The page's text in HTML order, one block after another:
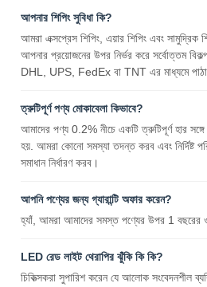
আপনার শিপিং সুবিধা কি?
আমরা এক্সপ্রেস শিপিং, এয়ার শিপিং এবং সামুদ্রিক
আপনার প্রয়োজনের উপর নির্ভর করে সর্বোত্তম
DHL, UPS, FedEx বা TNT এর মাধ্যমে
ত্রুটিপূর্ণ পণ্য মোকাবেলা কিভাবে?
আমাদের পণ্য 0.2% নীচে একটি ত্রুটিপূর্ণ হার সঙ্গে
হয়. আমরা কোনো সমস্যা তদন্ত করব এবং নির্দিষ্ট
সমাধান নির্ধারণ করব।
আপনি পণ্যের জন্য গ্যারান্টি অফার করেন?
হ্যাঁ, আমরা আমাদের সমস্ত পণ্যের উপর 1 বছরের
LED রেড লাইট থেরাপির ঝুঁকি কি কি?
চিকিত্সকরা সুপারিশ করেন যে আলোক সংবেদনশীল